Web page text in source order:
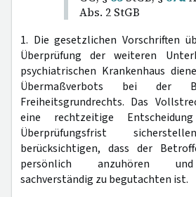
Abs. 2 StGB
1. Die gesetzlichen Vorschriften
Überprüfung der weiteren
psychiatrischen Krankenhaus
Übermaßverbots bei der
Freiheitsgrundrechts. Das
eine rechtzeitige
Überprüfungsfrist
berücksichtigen, dass der
persönlich anzuhören und
sachverständig zu begutachten ist.